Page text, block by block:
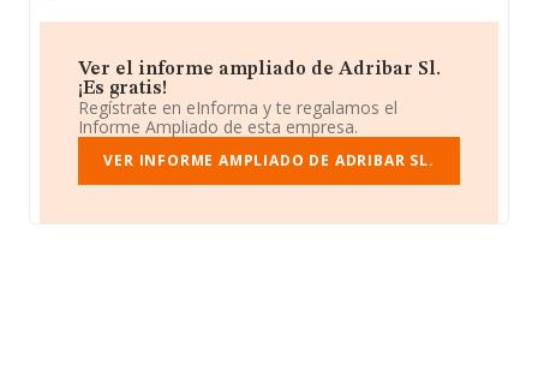
Ver el informe ampliado de Adribar Sl.
¡Es gratis!
Regístrate en eInforma y te regalamos el
Informe Ampliado de esta empresa.
VER INFORME AMPLIADO DE ADRIBAR SL.